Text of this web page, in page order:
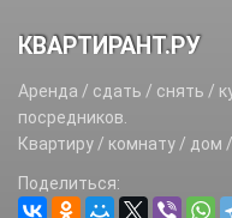
КВАРТИРАНТ.РУ
Аренда / сдать / снять /
посредников.
Квартиру / комнату / дом
Поделиться: